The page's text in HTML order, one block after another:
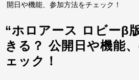
開日や機能、参加方法をチェック！
“ホロアース ロビーβ
きる？ 公開日や機能
ェック！